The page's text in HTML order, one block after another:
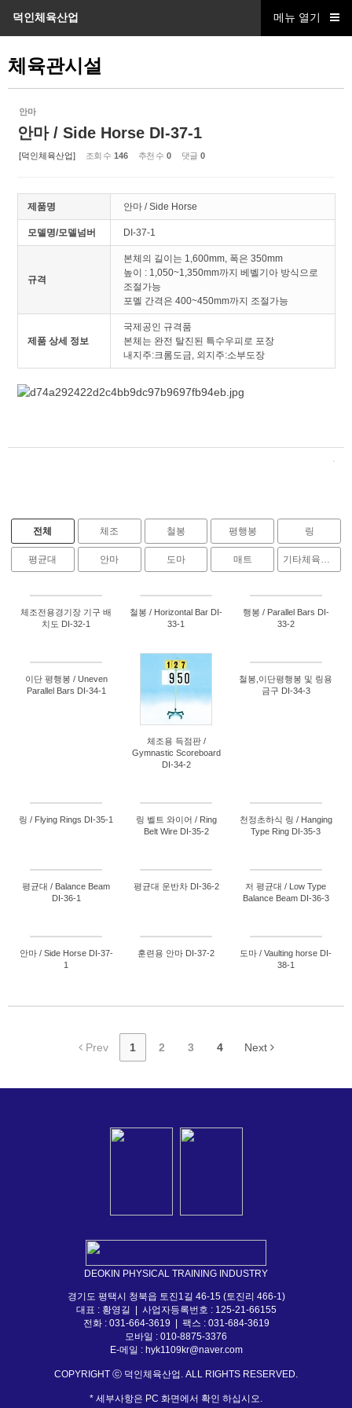
덕인체육산업 메뉴 열기
체육관시설
안마
안마 / Side Horse DI-37-1
[덕인체육산업] 조회 수 146 추천 수 0 댓글 0
제품명 안마 / Side Horse
모델명/모델넘버 DI-37-1
규격
본체의 길이는 1,600mm, 폭은 350mm
높이 : 1,050~1,350mm까지 베벨기아 방식으로
조절가능
포멜 간격은 400~450mm까지 조절가능
제품 상세 정보
국제공인 규격품
본체는 완전 탈진된 특수우피로 포장
내지주:크롬도금, 외지주:소부도장
전체 체조 철봉 평행봉 링
평균대 안마 도마 매트 기타체육관시설
체조전용경기장 기구 배
치도 DI-32-1
철봉 / Horizontal Bar DI-
33-1
행봉 / Parallel Bars DI-
33-2
이단 평행봉 / Uneven
Parallel Bars DI-34-1
체조용 득점판 /
Gymnastic Scoreboard
DI-34-2
철봉,이단평행봉 및 링용
금구 DI-34-3
링 / Flying Rings DI-35-1
링 벨트 와이어 / Ring
Belt Wire DI-35-2
천정초하식 링 / Hanging
Type Ring DI-35-3
평균대 / Balance Beam
DI-36-1
평균대 운반차 DI-36-2
저 평균대 / Low Type
Balance Beam DI-36-3
안마 / Side Horse DI-37-
1
훈련용 안마 DI-37-2
도마 / Vaulting horse DI-
38-1
Prev 1 2 3 4 Next
DEOKIN PHYSICAL TRAINING INDUSTRY
경기도 평택시 청북읍 토진1길 46-15 (토진리 466-1)
대표 : 황영길 | 사업자등록번호 : 125-21-66155
전화 : 031-664-3619 | 팩스 : 031-684-3619
모바일 : 010-8875-3376
E-메일 : hyk1109kr@naver.com
COPYRIGHT ⓒ 덕인체육산업. ALL RIGHTS RESERVED.
* 세부사항은 PC 화면에서 확인 하십시오.
Sketchbook5, 스케치북5
Sketchbook5, 스케치북5